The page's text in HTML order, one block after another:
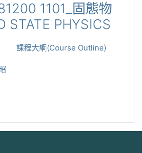
1101_固態物
STATE PHYSICS
課程大綱(Course Outline)